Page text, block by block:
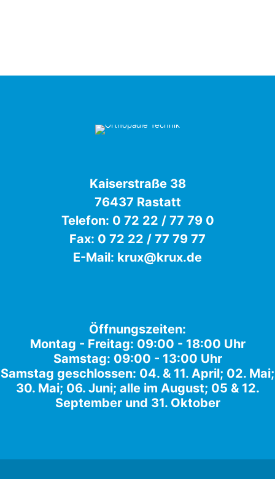
Kaiserstraße 38
76437 Rastatt
Telefon: 0 72 22 / 77 79 0
Fax: 0 72 22 / 77 79 77
E-Mail: krux@krux.de
Öffnungszeiten:
Montag - Freitag: 09:00 - 18:00 Uhr
Samstag: 09:00 - 13:00 Uhr
Samstag geschlossen: 04. & 11. April; 02. Mai;
30. Mai; 06. Juni; alle im August; 05 & 12.
September und 31. Oktober